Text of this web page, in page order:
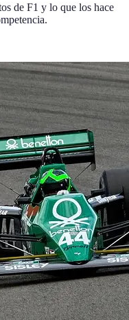
de F1 y lo que los hace